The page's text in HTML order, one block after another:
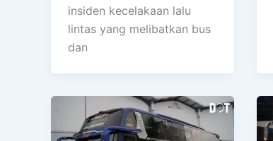
insiden kecelakaan lalu
lintas yang melibatkan bus
dan